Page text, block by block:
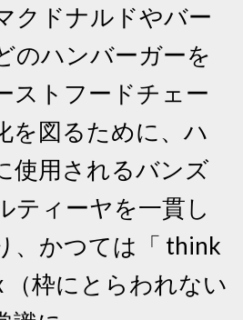
クドナルドやバー
のハンバーガーを
ストフードチェー
を図るために、ハ
使用されるバンズ
ティーヤを一貫し
、かつては「 think
（枠にとらわれない